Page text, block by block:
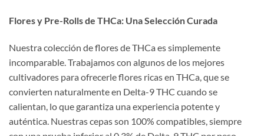
Flores y Pre-Rolls de THCa: Una Selección Curada
Nuestra colección de flores de THCa es simplemente
incomparable. Trabajamos con algunos de los mejores
cultivadores para ofrecerle flores ricas en THCa, que se
convierten naturalmente en Delta-9 THC cuando se
calientan, lo que garantiza una experiencia potente y
auténtica. Nuestras cepas son 100% compatibles, siempre